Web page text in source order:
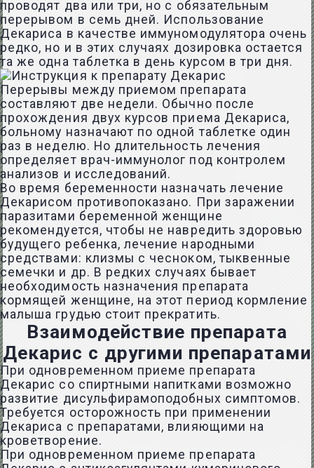
проводят два или три, но с обязательным
перерывом в семь дней. Использование
Декариса в качестве иммуномодулятора очень
редко, но и в этих случаях дозировка остается
та же одна таблетка в день курсом в три дня.
Перерывы между приемом препарата
составляют две недели. Обычно после
прохождения двух курсов приема Декариса,
больному назначают по одной таблетке один
раз в неделю. Но длительность лечения
определяет врач-иммунолог под контролем
анализов и исследований.
Во время беременности назначать лечение
Декарисом противопоказано. При заражении
паразитами беременной женщине
рекомендуется, чтобы не навредить здоровью
будущего ребенка, лечение народными
средствами: клизмы с чесноком, тыквенные
семечки и др. В редких случаях бывает
необходимость назначения препарата
кормящей женщине, на этот период кормление
малыша грудью стоит прекратить.
Взаимодействие препарата
Декарис с другими препаратами
При одновременном приеме препарата
Декарис со спиртными напитками возможно
развитие дисульфирамоподобных симптомов.
Требуется осторожность при применении
Декариса с препаратами, влияющими на
кроветворение.
При одновременном приеме препарата